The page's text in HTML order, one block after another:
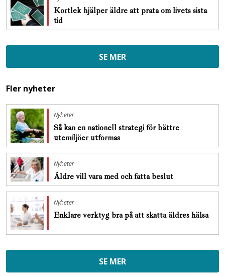
Kortlek hjälper äldre att prata om livets sista
tid
SE MER
Fler nyheter
Nyheter
Så kan en nationell strategi för bättre
utemiljöer utformas
Nyheter
Äldre vill vara med och fatta beslut
Nyheter
Enklare verktyg bra på att skatta äldres hälsa
SE MER